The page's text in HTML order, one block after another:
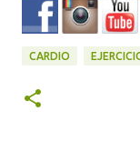
CARDIO